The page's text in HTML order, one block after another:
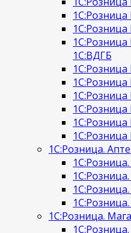
1С:Розница
1С:Розница
1С:ВДГБ
1С:Розница.
1С:Розница.